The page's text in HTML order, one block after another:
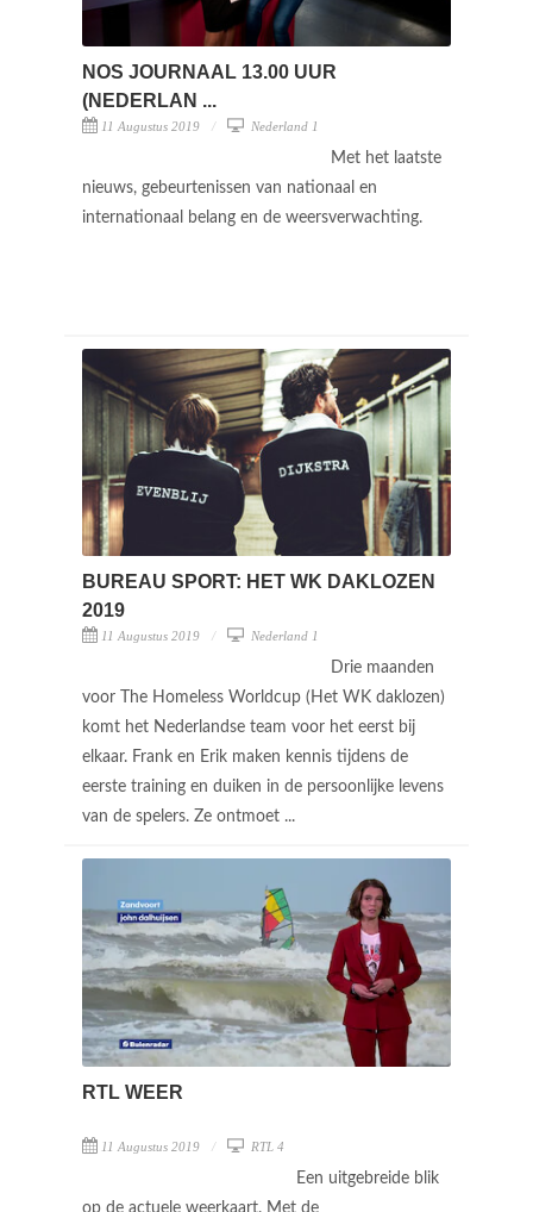
NOS JOURNAAL 13.00 UUR
(NEDERLAN ...
11 Augustus 2019 Nederland 1
Met het laatste
nieuws, gebeurtenissen van nationaal en
internationaal belang en de weersverwachting.
BUREAU SPORT: HET WK DAKLOZEN
2019
11 Augustus 2019 Nederland 1
Drie maanden
voor The Homeless Worldcup (Het WK daklozen)
komt het Nederlandse team voor het eerst bij
elkaar. Frank en Erik maken kennis tijdens de
eerste training en duiken in de persoonlijke levens
van de spelers. Ze ontmoet ...
RTL WEER
11 Augustus 2019 RTL 4
Een uitgebreide blik
op de actuele weerkaart. Met de